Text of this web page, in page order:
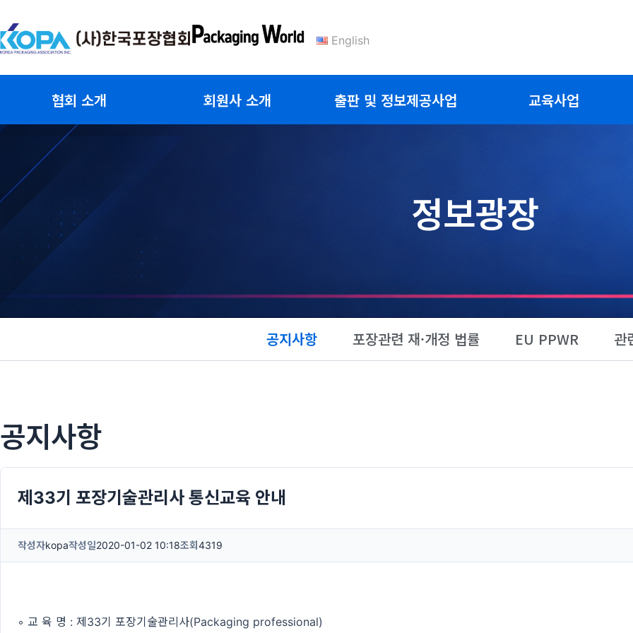
텐
츠
English
협회 소개 회원사 소개 출판 및 정보제공사업 교육사업
정보광장
공지사항 포장관련 재·개정 법률 EU PPWR 관
공지사항
제33기 포장기술관리사 통신교육 안내
작성자kopa작성일2020-01-02 10:18조회 4319
◦ 교 육 명 : 제33기 포장기술관리사(Packaging professional)